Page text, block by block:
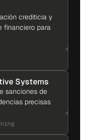
crediticia y
financiero para
Systems
sanciones de
precisas